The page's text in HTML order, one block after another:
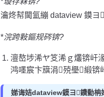
瀹炵幇閫氳繃 dataview 鏌
*浣跨敤鏂规硶锛?
澶嶅埗浠ヤ笅浠ｇ爜锛屽
鸿嚜宸卞簱涓殑璺緞锛
娣诲姞dataview鏌ヨ鐨勬柟